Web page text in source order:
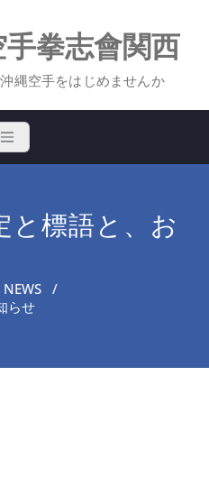
拳志會関西
縄空手をはじめませんか
と標語と、お
/
らせ